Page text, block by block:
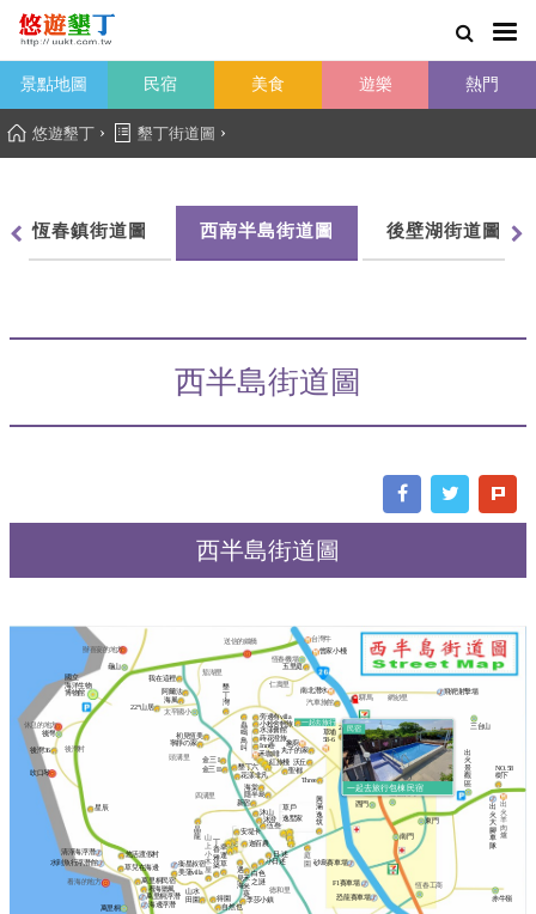
景點地圖 民宿 美食 遊樂 熱門
悠遊墾丁 › 墾丁街道圖 ›
恆春鎮街道圖 西南半島街道圖 後壁湖街道圖
西半島街道圖
西半島街道圖
民宿
一起去旅行包棟民宿
台灣牛
送信的鐵橋
五里庭
南北潛水 飛靶射擊場
驛馬 網紗里
三台山
汽車旅館
河堤墾丁
墾丁假期飯店
隱半島
墾丁六
寧靜の家
太平國小
茄湖里
晶
龍
四溝里
曾家小棧
辦喜宴的地方
龜山
國立
海洋生物
博物館
休息的地方
後灣
後灣36 後灣村
吹口琴
星辰 西門
恆春鎮內
東門
南門
出
火
景
觀
區
NO.58
樹下
出
火
大
腳
車
隊
出
火
羊
肉
爐
砂島賽車場
F1賽車場
興
滿
逸
筑
德和里
丁
香
雅
築
李莎小鎮
恆春工商
赤牛嶺
水到魚行浮潛館
看海的地方
萬里桐
悠活渡假村
萬里桐民宿
萬里桐浮潛
海邊浮潛
墾
丁
灣
清淨海浮潛
初見恆美
美蒲villa
象廚
山水
田園
一起去旅行
草兒在海邊
聖都
Inn巷
幸
運
草
22°山居
阿爾法
草埔
58-6
草戶
禾咖啡
蒔花澄旅
逸墅家
日‧述
迦百農
安堤卡
海棠
花漾非凡
丸子的家
得園
遇
見
海
Three 麥當勞
小日述
白色
之謎
看海聽風
水漾會館
蟲
鳴
鳥
叫
恐龍賽車場
禾
米
葵
新宿
山
上
小
木
屋
庭
園
自然也
紅旅棧
金三 I
金三 II
恆春機場
仁壽里
頭溝里
海風
小粉舍輕旅
伍叁
衞星叔宿
沃丘
25度c
沐澄
我在這裡
沐山
旁邊有villa